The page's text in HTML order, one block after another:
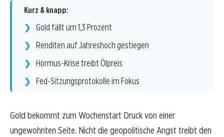
Kurz & knapp:
Gold fällt um 1,3 Prozent
Renditen auf Jahreshoch gestiegen
Hormus-Krise treibt Ölpreis
Fed-Sitzungsprotokolle im Fokus
Gold bekommt zum Wochenstart Druck von einer
ungewohnten Seite. Nicht die geopolitische Angst treibt den